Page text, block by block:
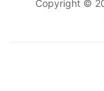
Copyright ©